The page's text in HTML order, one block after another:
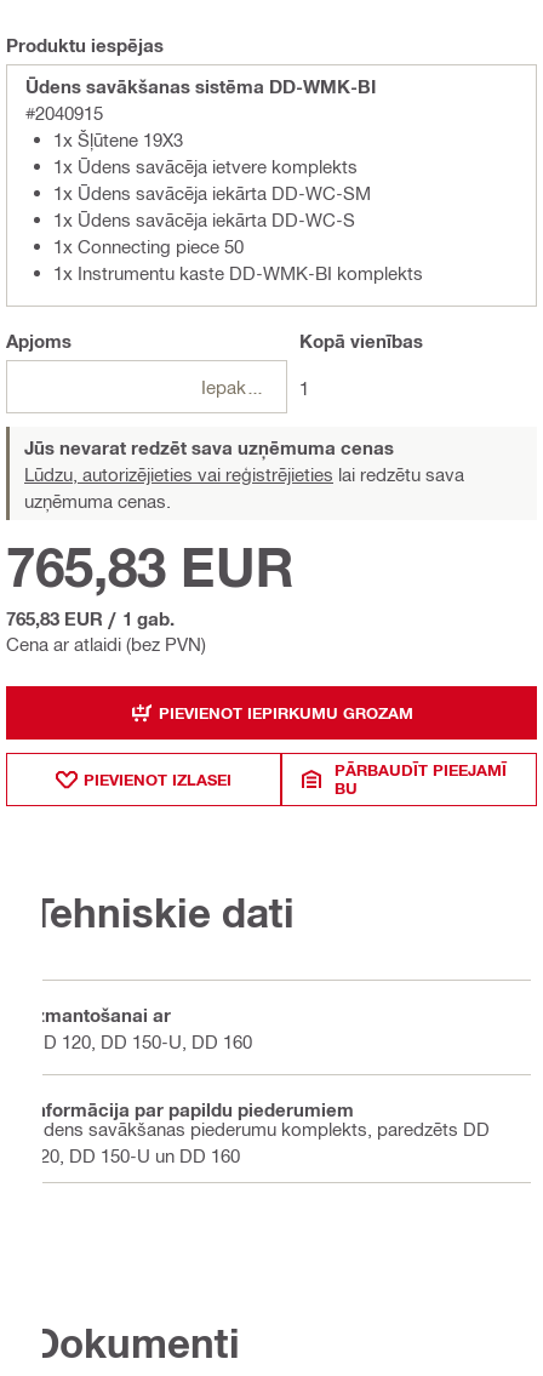
Produktu iespējas
Ūdens savākšanas sistēma DD-WMK-BI
#2040915
1x Šļūtene 19X3
1x Ūdens savācēja ietvere komplekts
1x Ūdens savācēja iekārta DD-WC-SM
1x Ūdens savācēja iekārta DD-WC-S
1x Connecting piece 50
1x Instrumentu kaste DD-WMK-BI komplekts
Apjoms Kopā vienības
1
Jūs nevarat redzēt sava uzņēmuma cenas
Lūdzu, autorizējieties vai reģistrējieties lai redzētu sava
uzņēmuma cenas.
Cena ar atlaidi (bez PVN)
765,83 EUR
765,83 EUR / 1 gab.
PIEVIENOT IEPIRKUMU GROZAM
PIEVIENOT IZLASEI
PĀRBAUDĪT PIEEJAMĪ
BU
Tehniskie dati
Izmantošanai ar
DD 120, DD 150-U, DD 160
Informācija par papildu piederumiem
Ūdens savākšanas piederumu komplekts, paredzēts DD
120, DD 150-U un DD 160
Dokumenti